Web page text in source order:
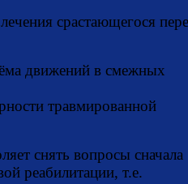
срастающегося
движений в смежных
травмированной
снять вопросы сначала
реабилитации, т.е.